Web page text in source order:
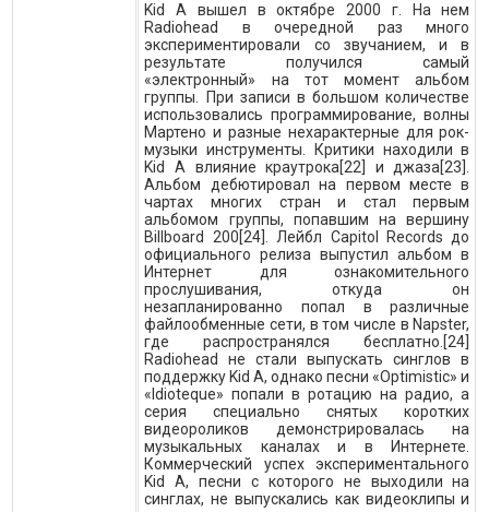
Kid A вышел в октябре 2000 г. На нем
Radiohead в очередной раз много
экспериментировали со звучанием, и в
результате получился самый
«электронный» на тот момент альбом
группы. При записи в большом количестве
использовались программирование, волны
Мартено и разные нехарактерные для рок-
музыки инструменты. Критики находили в
Kid A влияние краутрока[22] и джаза[23].
Альбом дебютировал на первом месте в
чартах многих стран и стал первым
альбомом группы, попавшим на вершину
Billboard 200[24]. Лейбл Capitol Records до
официального релиза выпустил альбом в
Интернет для ознакомительного
прослушивания, откуда он
незапланированно попал в различные
файлообменные сети, в том числе в Napster,
где распространялся бесплатно.[24]
Radiohead не стали выпускать синглов в
поддержку Kid A, однако песни «Optimistic» и
«Idioteque» попали в ротацию на радио, а
серия специально снятых коротких
видеороликов демонстрировалась на
музыкальных каналах и в Интернете.
Коммерческий успех экспериментального
Kid A, песни с которого не выходили на
синглах, не выпускались как видеоклипы и